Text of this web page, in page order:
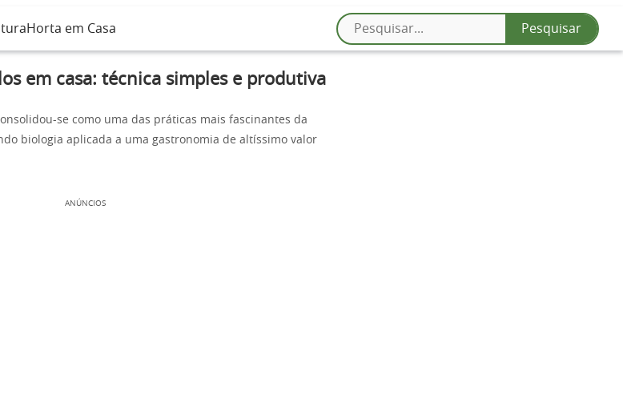
Horta em Casa
em casa: técnica simples e produtiva
se como uma das práticas mais fascinantes da
biologia aplicada a uma gastronomia de altíssimo valor
ANÚNCIOS